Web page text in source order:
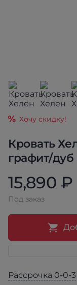
Кровать
графит/дуб
Хочу скидку!
15,890 ₽
Под заказ
Рассрочка 0-0-3